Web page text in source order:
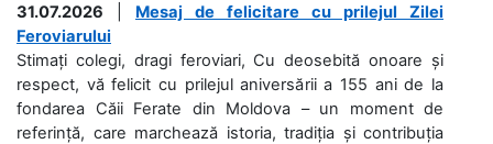
31.07.2026
Mesaj de felicitare cu prilejul Zilei
Feroviarului
Stimați colegi, dragi feroviari, Cu deosebită onoare și
respect, vă felicit cu prilejul aniversării a 155 ani de la
fondarea Căii Ferate din Moldova – un moment de
referință, care marchează istoria, tradiția și contribuția